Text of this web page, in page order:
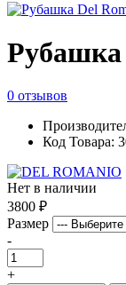
Рубашка
0 отзывов
Код Товара:
Нет в наличии
3800 ₽
Размер
-
+